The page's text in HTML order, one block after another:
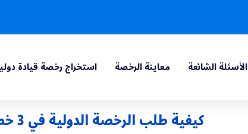
استخراج رخصة قيادة معاينة الرخصة الأسئلة الشائعة
كيفية طلب الرخصة الدولية في 3 خطوات